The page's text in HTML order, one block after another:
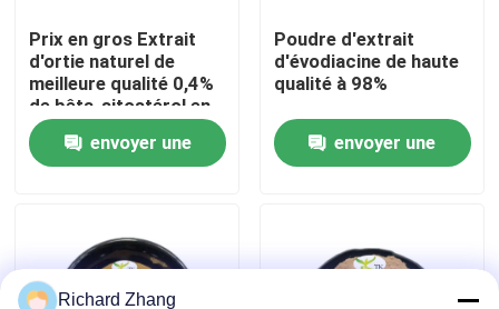
Demandez un devis
Poudre d'extrait de plante
Matières premières cosmétiques
Prix en gros Extrait
d'ortie naturel de
meilleure qualité 0,4%
de bêta-sitostérol en
poudre
envoyer une
Poudre d'extrait
d'évodiacine de haute
qualité à 98%
envoyer une
Richard Zhang